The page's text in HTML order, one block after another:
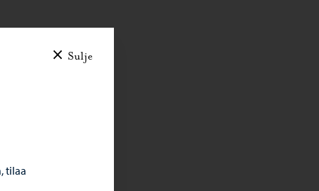
Sulje
tilaa
ja